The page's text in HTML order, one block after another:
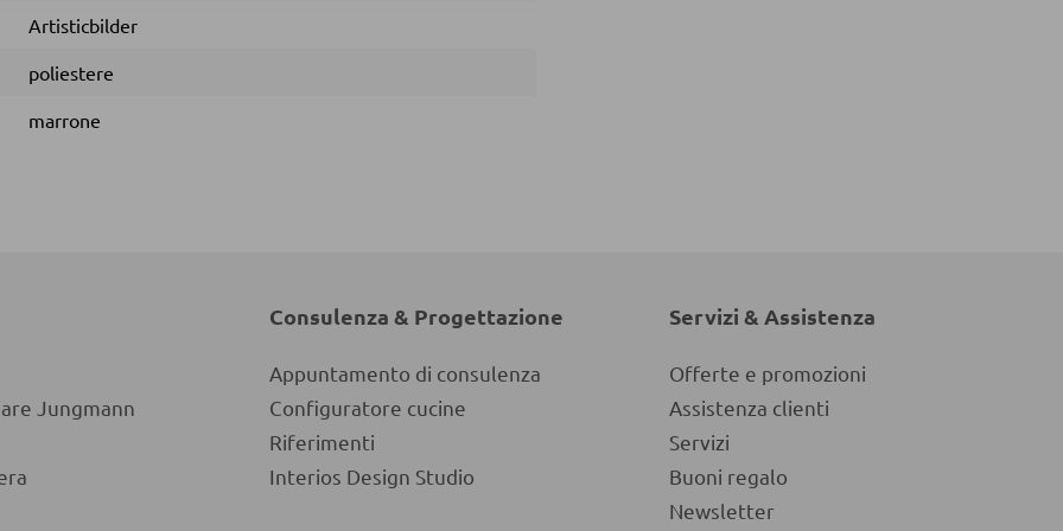
Artisticbilder
poliestere
marrone
Jungmann
Consulenza & Progettazione
Appuntamento di consulenza
Configuratore cucine
Riferimenti
Interios Design Studio
Servizi & Assistenza
Offerte e promozioni
Assistenza clienti
Servizi
Buoni regalo
Newsletter